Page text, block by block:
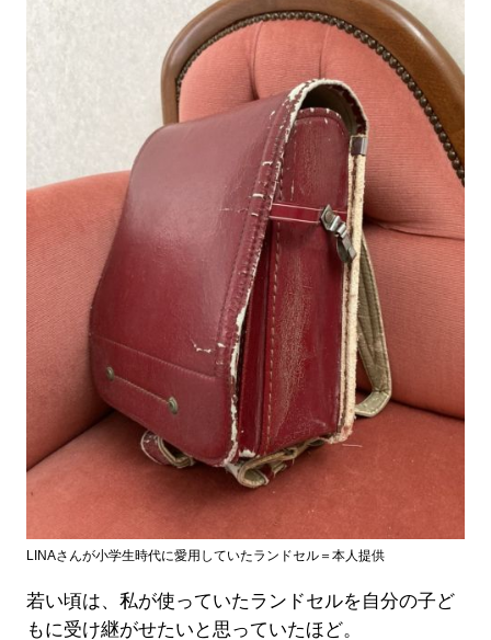
LINAさんが小学生時代に愛用していたランドセル＝本人提供
若い頃は、私が使っていたランドセルを自分の子ど
もに受け継がせたいと思っていたほど。